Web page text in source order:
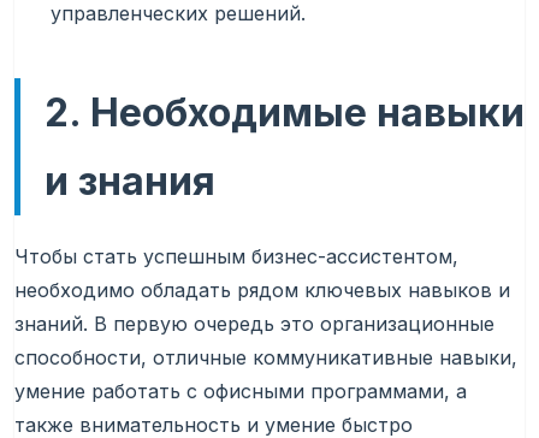
управленческих решений.
2. Необходимые навыки
и знания
Чтобы стать успешным бизнес-ассистентом,
необходимо обладать рядом ключевых навыков и
знаний. В первую очередь это организационные
способности, отличные коммуникативные навыки,
умение работать с офисными программами, а
также внимательность и умение быстро